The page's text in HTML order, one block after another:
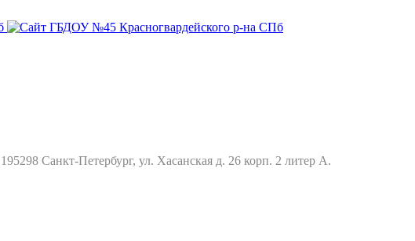
195298 Санкт-Петербург, ул. Хасанская д. 26 корп. 2 литер А.